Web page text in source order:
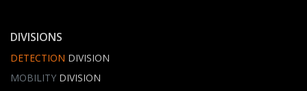
DIVISIONS
DETECTION DIVISION
MOBILITY DIVISION